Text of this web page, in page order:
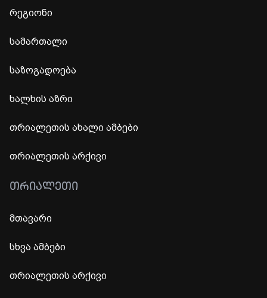
რეგიონი
სამართალი
საზოგადოება
ხალხის აზრი
თრიალეთის ახალი ამბები
თრიალეთის არქივი
ᲗᲠᲘᲐᲚᲔᲗᲘ
მთავარი
სხვა ამბები
თრიალეთის არქივი